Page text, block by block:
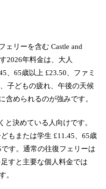
ェリーを含む Castle and
2026年料金は、大人
、65歳以上 £23.50、ファミ
子どもの疲れ、午後の天候
含められるのが強みです。
と決めている人向けです。
もまたは学生 £11.45、65歳
す。通常の往復フェリーは
すと主要な個人料金では
。